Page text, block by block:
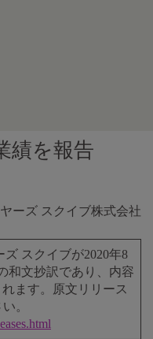
績を報告
ーズ スクイブ株式会社
スクイブが2020年8
和文抄訳であり、内容
ます。原文リリース
。